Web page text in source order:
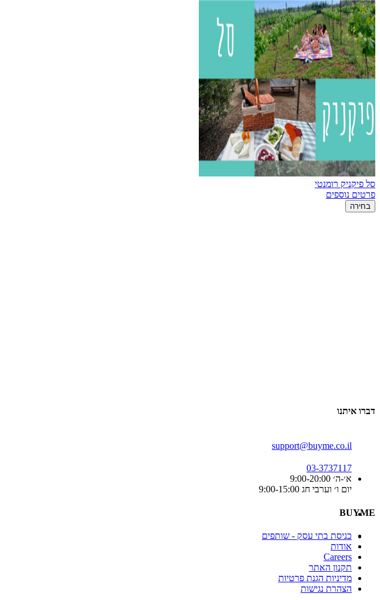
סל פיקניק רומנטי
פרטים נוספים
בחירה
דברו איתנו
support@buyme.co.il
03-3737117
א׳-ה׳ 9:00-20:00
יום ו׳ וערבי חג 9:00-15:00
BUYME
כניסת בתי עסק - שותפים
אודות
Careers
תקנון האתר
מדיניות הגנת פרטיות
הצהרת נגישות